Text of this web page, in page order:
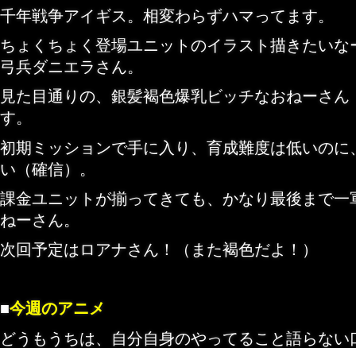
千年戦争アイギス。相変わらずハマってます。
ちょくちょく登場ユニットのイラスト描きたい
弓兵ダニエラさん。
見た目通りの、銀髪褐色爆乳ビッチなおねーさ
す。
初期ミッションで手に入り、育成難度は低いの
い（確信）。
課金ユニットが揃ってきても、かなり最後まで
ねーさん。
次回予定はロアナさん！（また褐色だよ！）
■今週のアニメ
どうもうちは、自分自身のやってること語らな